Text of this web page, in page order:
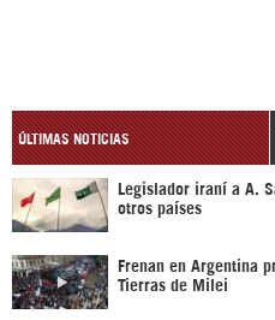
ÚLTIMAS NOTICIAS
Legislador iraní a A.
otros países
Frenan en Argentina
Tierras de Milei